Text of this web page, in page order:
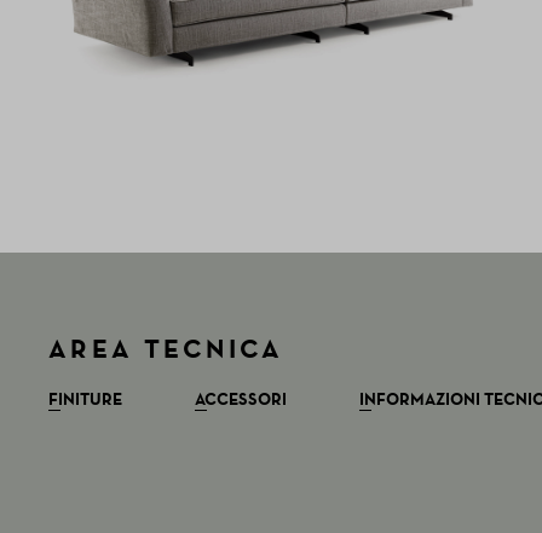
AREA TECNICA
FINITURE ACCESSORI INFORMAZIONI